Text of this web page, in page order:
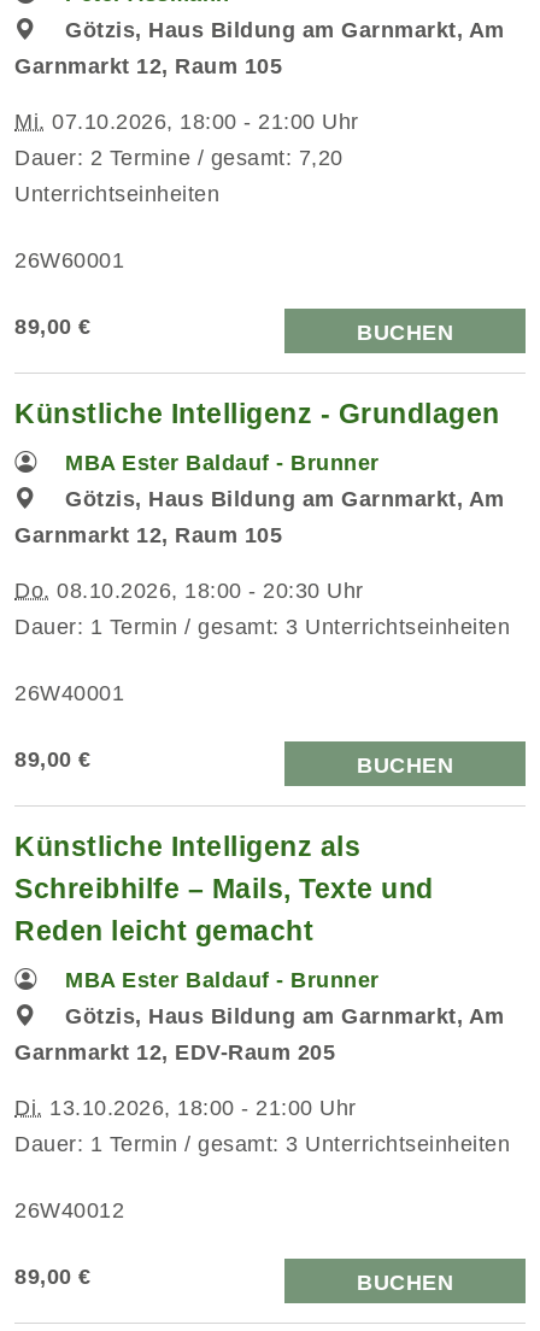
Götzis, Haus Bildung am Garnmarkt, Am
Garnmarkt 12, Raum 105
Mi. 07.10.2026, 18:00 - 21:00 Uhr
Dauer: 2 Termine / gesamt: 7,20
Unterrichtseinheiten
26W60001
89,00 € BUCHEN
Künstliche Intelligenz - Grundlagen
MBA Ester Baldauf - Brunner
Götzis, Haus Bildung am Garnmarkt, Am
Garnmarkt 12, Raum 105
Do. 08.10.2026, 18:00 - 20:30 Uhr
Dauer: 1 Termin / gesamt: 3 Unterrichtseinheiten
26W40001
89,00 € BUCHEN
Künstliche Intelligenz als
Schreibhilfe – Mails, Texte und
Reden leicht gemacht
MBA Ester Baldauf - Brunner
Götzis, Haus Bildung am Garnmarkt, Am
Garnmarkt 12, EDV-Raum 205
Di. 13.10.2026, 18:00 - 21:00 Uhr
Dauer: 1 Termin / gesamt: 3 Unterrichtseinheiten
26W40012
89,00 € BUCHEN